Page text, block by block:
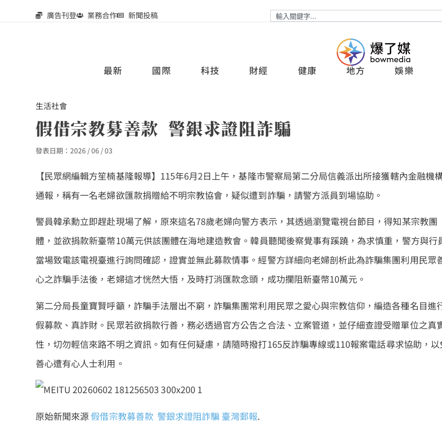
廣告刊登 業務合作 新聞投稿
最新 國際 科技 財經 健康 地方 娛樂
生活社會
假借宗教募善款 警銀求證阻詐騙
發表日期： 2026 / 06 / 03
【民眾網編輯方笙楠基隆報導】115年6月2日上午，基隆市警察局第二分局信義派出所接獲轄內金融機
通報，稱有一名老婦欲匯款捐贈給不明宗教協會，疑似遭到詐騙，請警方派員到場協助。
警員韓承勳立即趕赴現場了解，原來這名78歲老婦向警方表示，其透過瀏覽電視台節目，得知某宗教團
體，並欲捐款新臺幣10萬元供該團體在海地建造教會。韓員聽聞後察覺事有蹊蹺，為求慎重，警方與行
當場致電該電視臺進行詢問確認，證實並無此募款情事。經警方詳細向老婦剖析此為詐騙集團利用民眾
心之詐騙手法後，老婦這才恍然大悟，及時打消匯款念頭，成功攔阻新臺幣10萬元。
第二分局長童寶賢呼籲，詐騙手法層出不窮，詐騙集團常利用民眾之愛心與宗教信仰，編造各種名目進
假募款、真詐財。民眾若欲捐款行善，務必透過官方公告之合法、立案管道，並仔細查證受贈單位之真
性，切勿輕信來路不明之資訊。如有任何疑慮，請隨時撥打165反詐騙專線或110報案電話尋求協助，以
善心遭有心人士利用。
原始新聞來源假借宗教募善款 警銀求證阻詐騙 臺灣郵報.